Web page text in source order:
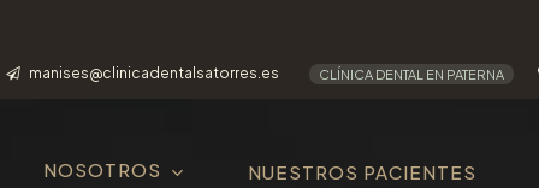
manises@clinicadentalsatorres.es CLÍNICA DENTAL EN PATERNA
NOSOTROS NUESTROS PACIENTES